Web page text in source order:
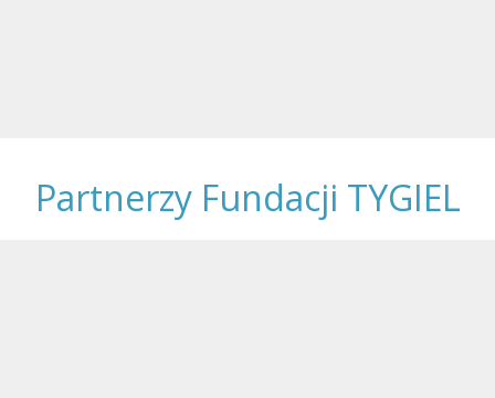
Partnerzy Fundacji TYGIEL